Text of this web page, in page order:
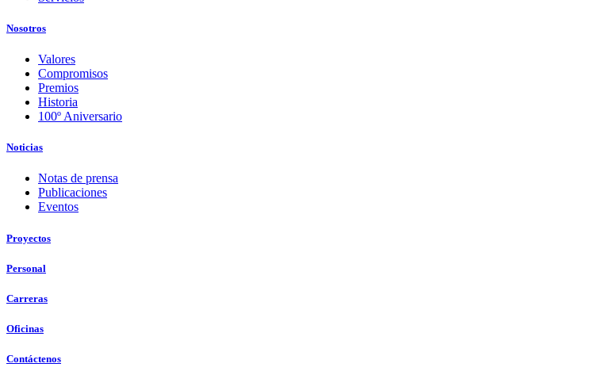
Nosotros
Valores
Compromisos
Premios
Historia
100º Aniversario
Noticias
Notas de prensa
Publicaciones
Eventos
Proyectos
Personal
Carreras
Oficinas
Contáctenos